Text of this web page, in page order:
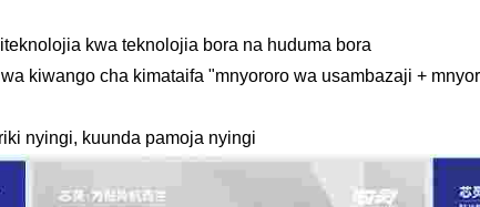
kwa teknolojia bora na huduma bora
kiwango cha kimataifa "mnyororo wa usambazaji +
nyingi, kuunda pamoja nyingi